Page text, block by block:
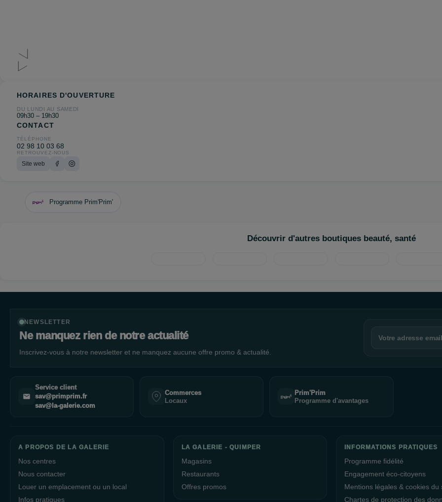
HORAIRES D'OUVERTURE
DU LUNDI AU SAMEDI
09h30 – 19h30
CONTACT
TÉLÉPHONE
02 98 10 03 68
RETROUVEZ-NOUS
Site web
Programme Prim'Prim'
Découvrir d'autres boutiques beauté, santé
NEWSLETTER
Ne manquez rien de notre actualité
Inscrivez-vous à notre newsletter et ne manquez aucune offre promo & actualité.
Service client
sav@primprim.fr
sav@la-galerie.com
Commerces
Locaux
Prim'Prim
Programme d'avantages
A PROPOS DE LA GALERIE
Nos centres
Nous contacter
Louer un emplacement ou un local
Infos pratiques
LA GALERIE - QUIMPER
Magasins
Restaurants
Offres promos
INFORMATIONS PRATIQUES
Programme fidélité
Engagement éco-citoyens
Mentions légales & cookies du
Chartes de protection des